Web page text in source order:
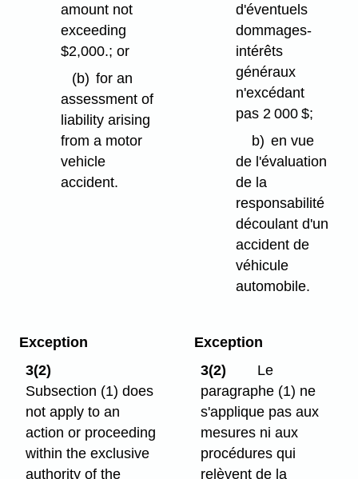
amount not
exceeding
$2,000.; or
(b) for an
assessment of
liability arising
from a motor
vehicle
accident.
d'éventuels
dommages-
intérêts
généraux
n'excédant
pas 2 000 $;
b) en vue
de l'évaluation
de la
responsabilité
découlant d'un
accident de
véhicule
automobile.
Exception
3(2)
Subsection (1) does
not apply to an
action or proceeding
within the exclusive
authority of the
Exception
3(2)
Le
paragraphe (1) ne
s'applique pas aux
mesures ni aux
procédures qui
relèvent de la